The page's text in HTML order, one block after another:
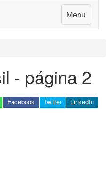
Menu
- página 2
LinkedIn
Twitter
Facebook